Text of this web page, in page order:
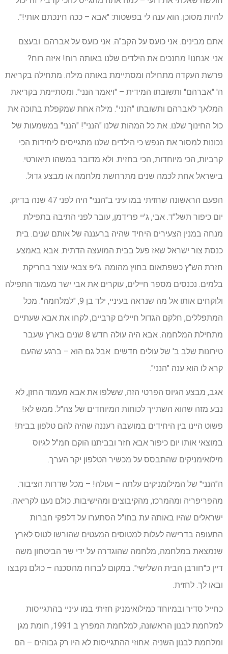
להיות מסוכן. הוא ענה לי בפשטות: "אבא – ככה חינכתם אותי!".
אתם מבינים. אני כועס על הקב"ה. אני כועס על אברהם. ובעצם
אני. אנחנו! מחנכים את הילדים שלנו באותה רוח! איזה רוח?
פרשת העקדה מתחילה ומסתיימת באותה מילה. מתחילה בקריאת
ה' "אברהם" ותשובתו המידית – "ויאמר הנני". ומסתיימת בקריאת
המלאך לאברהם ותשובתו "הנני". מילה אחת שמקפלת בתוכה את
כול החינוך שלנו. את כל המהות שלנו "הנני"! "הנני" במשמעות של
נכונות למסור את הנפש כי הילדים שלנו מתגייסים ליחידות הכי
קרביות, הכי מיוחדות, הכי בחזית. ולא מדובר במשהו תיאורטי.
בישראל אחת לכמה שנים מתרחשת מלחמה או מבצע גדול.
הפעם הראשונה שחזיתי במו עיני ב"הנני" היה לפני 47 שנה בדיוק.
יום כיפור תשל"ד. אבי, ג'יי פרידמן, עובר לפני התיבה בתפילת
מנחה במנין הצעירים היחיד שהיה ברעננה של אותם שנים. בית
כנסת צור ישראל שאז פעל בבית המועצה הדתית. אבא באמצע
חזרת הש"ץ כשפתאום בחוץ מהומה. ג'יפ צבאי עוצר בחריקת
בלמים. נכנסים מספר חיילים, עוקרים את אבי ישר מעמוד התפילה
ולוקחים אותו אל מה שנראה בעיניי, ילד בן 9, "למלחמה". מכל
המתפללים, חלקם הגדול חיילים קרביים, לקחו את אבא שעתיים
מתחילת המלחמה. אבא היה עולה חדש 8 שנים בארץ שעבר
טירונות שלב ב' של עולים חדשים. אבל גם הוא – ברגע שהעם
קרא לו הוא ענה "הנני".
אגב, מבצע הגיוס הפרטי הזה, ששלפו את אבא מעמוד החזן, לא
נבע מזה שהוא השתייך לכוחות המיוחדים של צה"ל. ממש לא!
פשוט היינו בין היחידים במושבה רעננה שהיה להם טלפון בבית!
במוצאי אותו יום כיפור אבא חזר ובביתנו הוקם חמ"ל לגיוס
מילואימניקים שהתבסס על מכשיר הטלפון יקר הערך.
ה"הנני" של המילומניקים עלתה – ועולה! – מכל שדרות הציבור.
מהפריפריה ומהמרכז, מהקיבוצים ומהישיבות. כולם נענו לקריאה.
ישראלים שהיו באותה עת בחו"ל הסתערו על דלפקי חברות
התעופה בדרישה לעלות למטוסים המעטים שהורשו לטוס לארץ
שנמצאת במלחמה, מלחמה שהוגדרה על ידי שר הביטחון משה
דיין כ"חורבן הבית השלישי". במקום לברוח מהסכנה – כולם נקבצו
ובאו לך. לחזית.
כחייל סדיר ובמיוחד כמילואימניק חזיתי במו עיניי בהתגייסות
למלחמת לבנון הראשונה, למלחמת המפרץ ב 1991, חומת מגן
ומלחמת לבנון השניה. אחוזי ההתגייסות לא היו רק גבוהים – הם